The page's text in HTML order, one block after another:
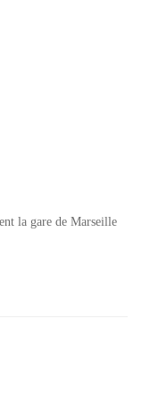
la gare de Marseille